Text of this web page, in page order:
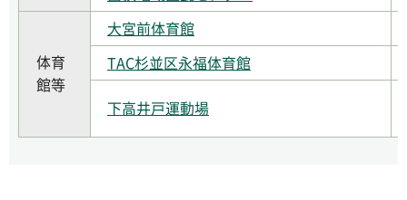
体育
館等
大宮前体育館
TAC杉並区永福体育館
下高井戸運動場